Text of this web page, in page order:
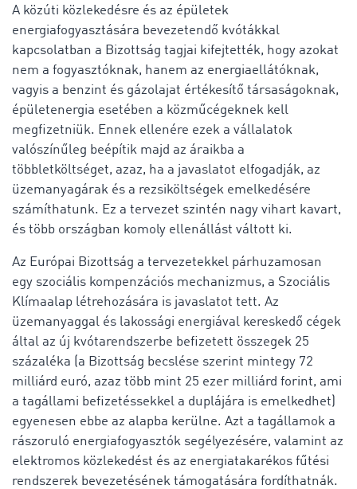
A közúti közlekedésre és az épületek
energiafogyasztására bevezetendő kvótákkal
kapcsolatban a Bizottság tagjai kifejtették, hogy azokat
nem a fogyasztóknak, hanem az energiaellátóknak,
vagyis a benzint és gázolajat értékesítő társaságoknak,
épületenergia esetében a közműcégeknek kell
megfizetniük. Ennek ellenére ezek a vállalatok
valószínűleg beépítik majd az áraikba a
többletköltséget, azaz, ha a javaslatot elfogadják, az
üzemanyagárak és a rezsiköltségek emelkedésére
számíthatunk. Ez a tervezet szintén nagy vihart kavart,
és több országban komoly ellenállást váltott ki.
Az Európai Bizottság a tervezetekkel párhuzamosan
egy szociális kompenzációs mechanizmus, a Szociális
Klímaalap létrehozására is javaslatot tett. Az
üzemanyaggal és lakossági energiával kereskedő cégek
által az új kvótarendszerbe befizetett összegek 25
százaléka (a Bizottság becslése szerint mintegy 72
milliárd euró, azaz több mint 25 ezer milliárd forint, ami
a tagállami befizetéssekkel a duplájára is emelkedhet)
egyenesen ebbe az alapba kerülne. Azt a tagállamok a
rászoruló energiafogyasztók segélyezésére, valamint az
elektromos közlekedést és az energiatakarékos fűtési
rendszerek bevezetésének támogatására fordíthatnák.